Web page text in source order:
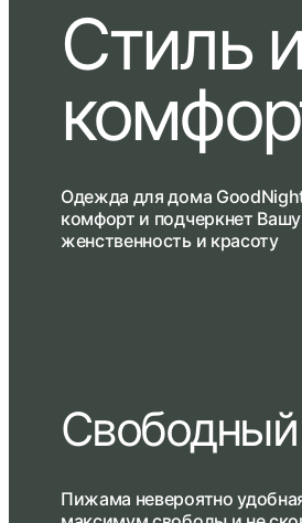
Стиль
Одежда для дома
комфорт и подчеркнет Вашу
женственность и красоту
Пижама невероятно